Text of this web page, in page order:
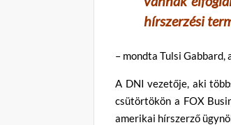
hírszerzési
– mondta Tulsi
A DNI vezetője, aki
csütörtökön a FOX
amerikai hírszerző